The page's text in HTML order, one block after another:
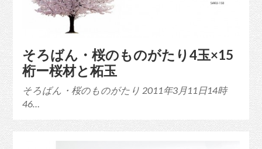
そろばん・桜のものがたり4玉×15
桁ー桜材と柘玉
そろばん・桜のものがたり 2011年3月11日14時
46…